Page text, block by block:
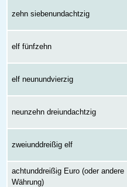
zehn siebenundachtzig
elf fünfzehn
elf neunundvierzig
neunzehn dreiundachtzig
zweiunddreißig elf
achtunddreißig Euro (oder andere
Währung)